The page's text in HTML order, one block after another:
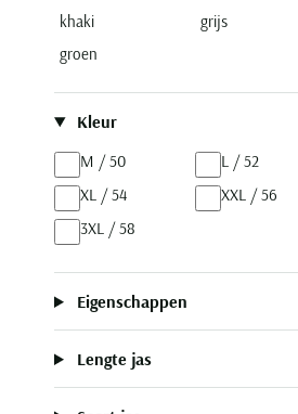
khaki
grijs
groen
Kleur
M / 50
L / 52
XL / 54
XXL / 56
3XL / 58
Eigenschappen
Lengte jas